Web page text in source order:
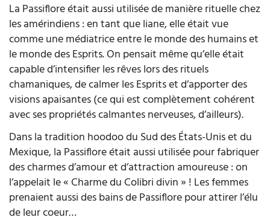
La Passiflore était aussi utilisée de manière rituelle chez
les amérindiens : en tant que liane, elle était vue
comme une médiatrice entre le monde des humains et
le monde des Esprits. On pensait même qu’elle était
capable d’intensifier les rêves lors des rituels
chamaniques, de calmer les Esprits et d’apporter des
visions apaisantes (ce qui est complètement cohérent
avec ses propriétés calmantes nerveuses, d’ailleurs).
Dans la tradition hoodoo du Sud des États-Unis et du
Mexique, la Passiflore était aussi utilisée pour fabriquer
des charmes d’amour et d’attraction amoureuse : on
l’appelait le « Charme du Colibri divin » ! Les femmes
prenaient aussi des bains de Passiflore pour attirer l’élu
de leur coeur…